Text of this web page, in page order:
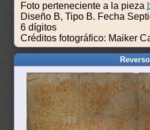
Foto perteneciente a la pieza
Diseño B, Tipo B. Fecha
6 dígitos
Créditos fotográfico: Maiker
Reverso